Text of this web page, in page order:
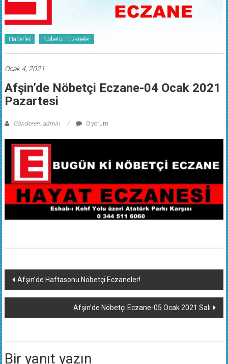
Haberler Nöbetci Eczaneler
Ocak 4, 2021
Afşin’de Nöbetçi Eczane-04 Ocak 2021
Pazartesi
Gönderen: admin 0 yorum
Yazı
dolaşımı
Afşin’de Haftasonu Nöbetçi Eczaneler!
Afşin’de Nöbetçi Eczane-05 Ocak 2021 Salı
Bir yanıt yazın